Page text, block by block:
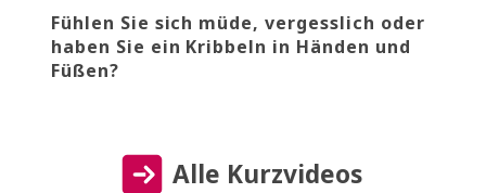
Fühlen Sie sich müde, vergesslich oder
haben Sie ein Kribbeln in Händen und
Füßen?
Alle Kurzvideos